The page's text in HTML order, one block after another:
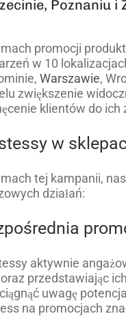
Poznaniu i
promocji
w 10
Warszawie,
zwiększenie
klientów do ich
w
tej kampanii,
działań:
aktywnie
oraz przedstawiając
uwagę
na promocjach